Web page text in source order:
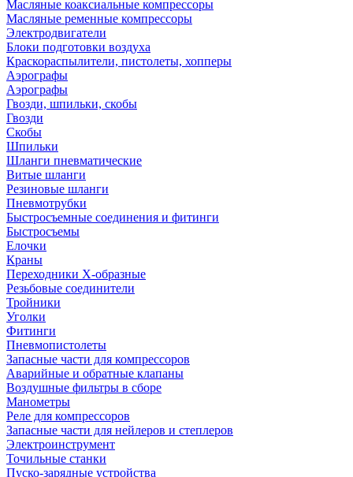
Масляные коаксиальные компрессоры
Масляные ременные компрессоры
Электродвигатели
Блоки подготовки воздуха
Краскораспылители, пистолеты, хопперы
Аэрографы
Аэрографы
Гвозди, шпильки, скобы
Гвозди
Скобы
Шпильки
Шланги пневматические
Витые шланги
Резиновые шланги
Пневмотрубки
Быстросъемные соединения и фитинги
Быстросъемы
Елочки
Краны
Переходники Х-образные
Резьбовые соединители
Тройники
Уголки
Фитинги
Пневмопистолеты
Запасные части для компрессоров
Аварийные и обратные клапаны
Воздушные фильтры в сборе
Манометры
Реле для компрессоров
Запасные части для нейлеров и степлеров
Электроинструмент
Точильные станки
Пуско-зарядные устройства